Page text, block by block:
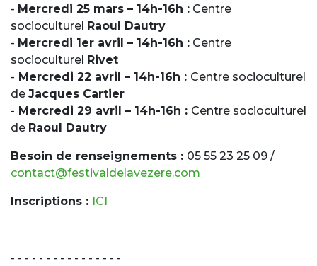
- Mercredi 25 mars – 14h-16h : Centre
socioculturel Raoul Dautry
- Mercredi 1er avril – 14h-16h : Centre
socioculturel Rivet
- Mercredi 22 avril – 14h-16h : Centre socioculturel
de Jacques Cartier
- Mercredi 29 avril – 14h-16h : Centre socioculturel
de Raoul Dautry
Besoin de renseignements : 05 55 23 25 09 /
contact@festivaldelavezere.com
Inscriptions : ICI
- - - - - - - - - - - - - - - -